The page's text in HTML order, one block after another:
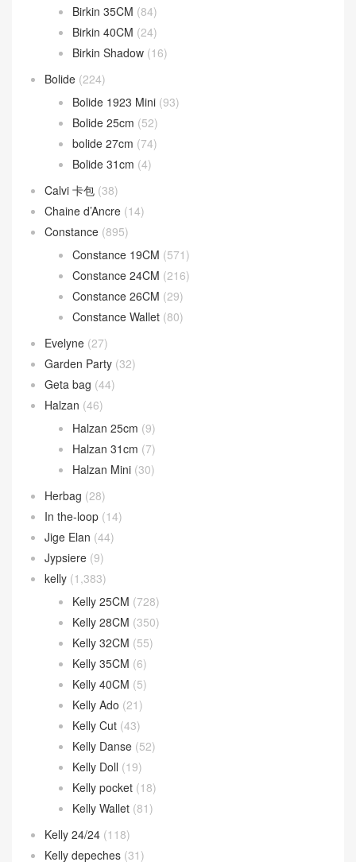
Birkin 35CM (84)
Birkin 40CM (24)
Birkin Shadow (16)
Bolide (224)
Bolide 1923 Mini (93)
Bolide 25cm (52)
bolide 27cm (74)
Bolide 31cm (4)
Calvi 卡包 (38)
Chaine d’Ancre (14)
Constance (895)
Constance 19CM (571)
Constance 24CM (216)
Constance 26CM (29)
Constance Wallet (80)
Evelyne (27)
Garden Party (32)
Geta bag (44)
Halzan (46)
Halzan 25cm (9)
Halzan 31cm (7)
Halzan Mini (30)
Herbag (28)
In the-loop (14)
Jige Elan (44)
Jypsiere (9)
kelly (1,383)
Kelly 25CM (728)
Kelly 28CM (350)
Kelly 32CM (55)
Kelly 35CM (6)
Kelly 40CM (5)
Kelly Ado (21)
Kelly Cut (43)
Kelly Danse (52)
Kelly Doll (19)
Kelly pocket (18)
Kelly Wallet (81)
Kelly 24/24 (118)
Kelly depeches (31)